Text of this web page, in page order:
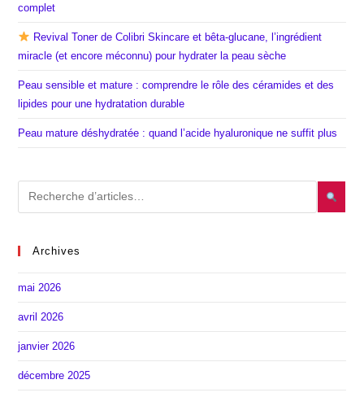
complet
Revival Toner de Colibri Skincare et bêta-glucane, l’ingrédient
miracle (et encore méconnu) pour hydrater la peau sèche
Peau sensible et mature : comprendre le rôle des céramides et des
lipides pour une hydratation durable
Peau mature déshydratée : quand l’acide hyaluronique ne suffit plus
Archives
mai 2026
avril 2026
janvier 2026
décembre 2025